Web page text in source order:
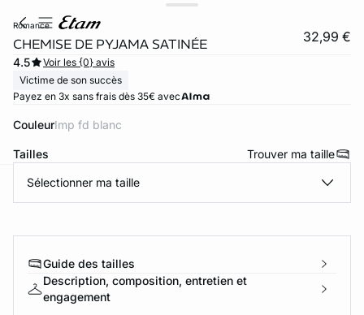
romance
CHEMISE DE PYJAMA SATINÉE 32,99 €
4.5
Voir les {0} avis
Victime de son succès
Payez en 3x sans frais dès 35€ avec
Couleur imp fd blanc
Tailles Trouver ma taille
Sélectionner ma taille
Guide des tailles
Description, composition, entretien et
engagement